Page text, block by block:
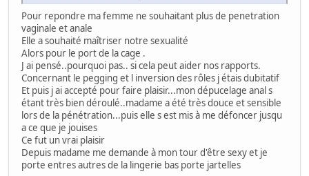
Pour repondre ma femme ne souhaitant plus de penetration
vaginale et anale
Elle a souhaité maîtriser notre sexualité
Alors pour le port de la cage .
J ai pensé..pourquoi pas.. si cela peut aider nos rapports.
Concernant le pegging et l inversion des rôles j étais dubitatif
Et puis j ai accepté pour faire plaisir...mon dépucelage anal s
étant très bien déroulé..madame a été très douce et sensible
lors de la pénétration...puis elle s est mis à me défoncer jusqu
a ce que je jouises
Ce fut un vrai plaisir
Depuis madame me demande à mon tour d'être sexy et je
porte entres autres de la lingerie bas porte jartelles